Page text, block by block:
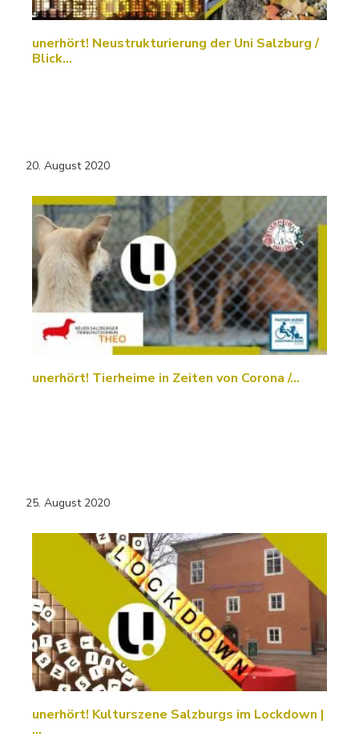
unerhört! Neustrukturierung der Uni Salzburg /
Blick…
20. August 2020
unerhört! Tierheime in Zeiten von Corona /…
25. August 2020
unerhört! Kulturszene Salzburgs im Lockdown |
…